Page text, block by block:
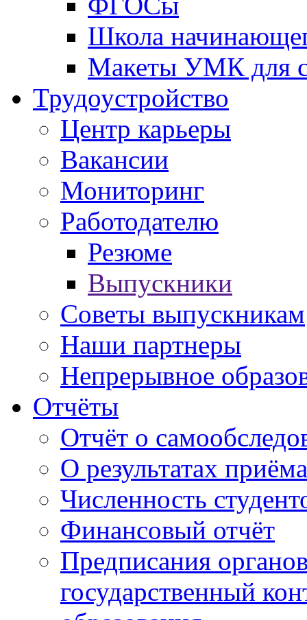
Школа
Макеты УМК для
Трудоустройство
Центр карьеры
Вакансии
Мониторинг
Работодателю
Резюме
Выпускники
Советы выпускникам
Наши партнеры
Непрерывное
Отчёты
Отчёт о
О результатах приёма
Численность
Финансовый отчёт
Предписания
государственный